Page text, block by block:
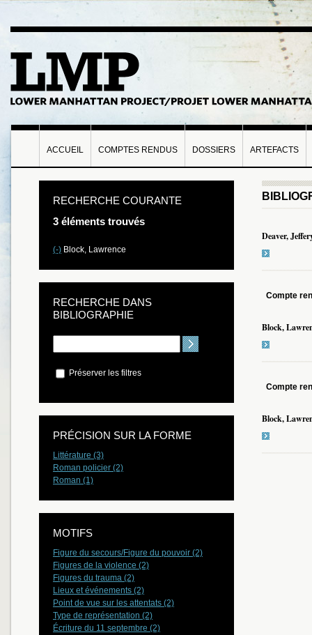
ACCUEIL COMPTES RENDUS DOSSIERS ARTEFACTS
Deaver,
Compte
Block,
Compte
Block,
RECHERCHE COURANTE
3 éléments trouvés
(-) Block, Lawrence
RECHERCHE DANS
BIBLIOGRAPHIE
Préserver les filtres
PRÉCISION SUR LA FORME
Littérature (3)
Roman policier (2)
Roman (1)
MOTIFS
Figure du secours/Figure du pouvoir (2)
Figures de la violence (2)
Figures du trauma (2)
Lieux et événements (2)
Point de vue sur les attentats (2)
Type de représentation (2)
Écriture du 11 septembre (2)